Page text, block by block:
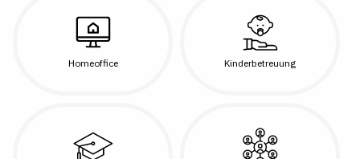
Homeoffice Kinderbetreuung